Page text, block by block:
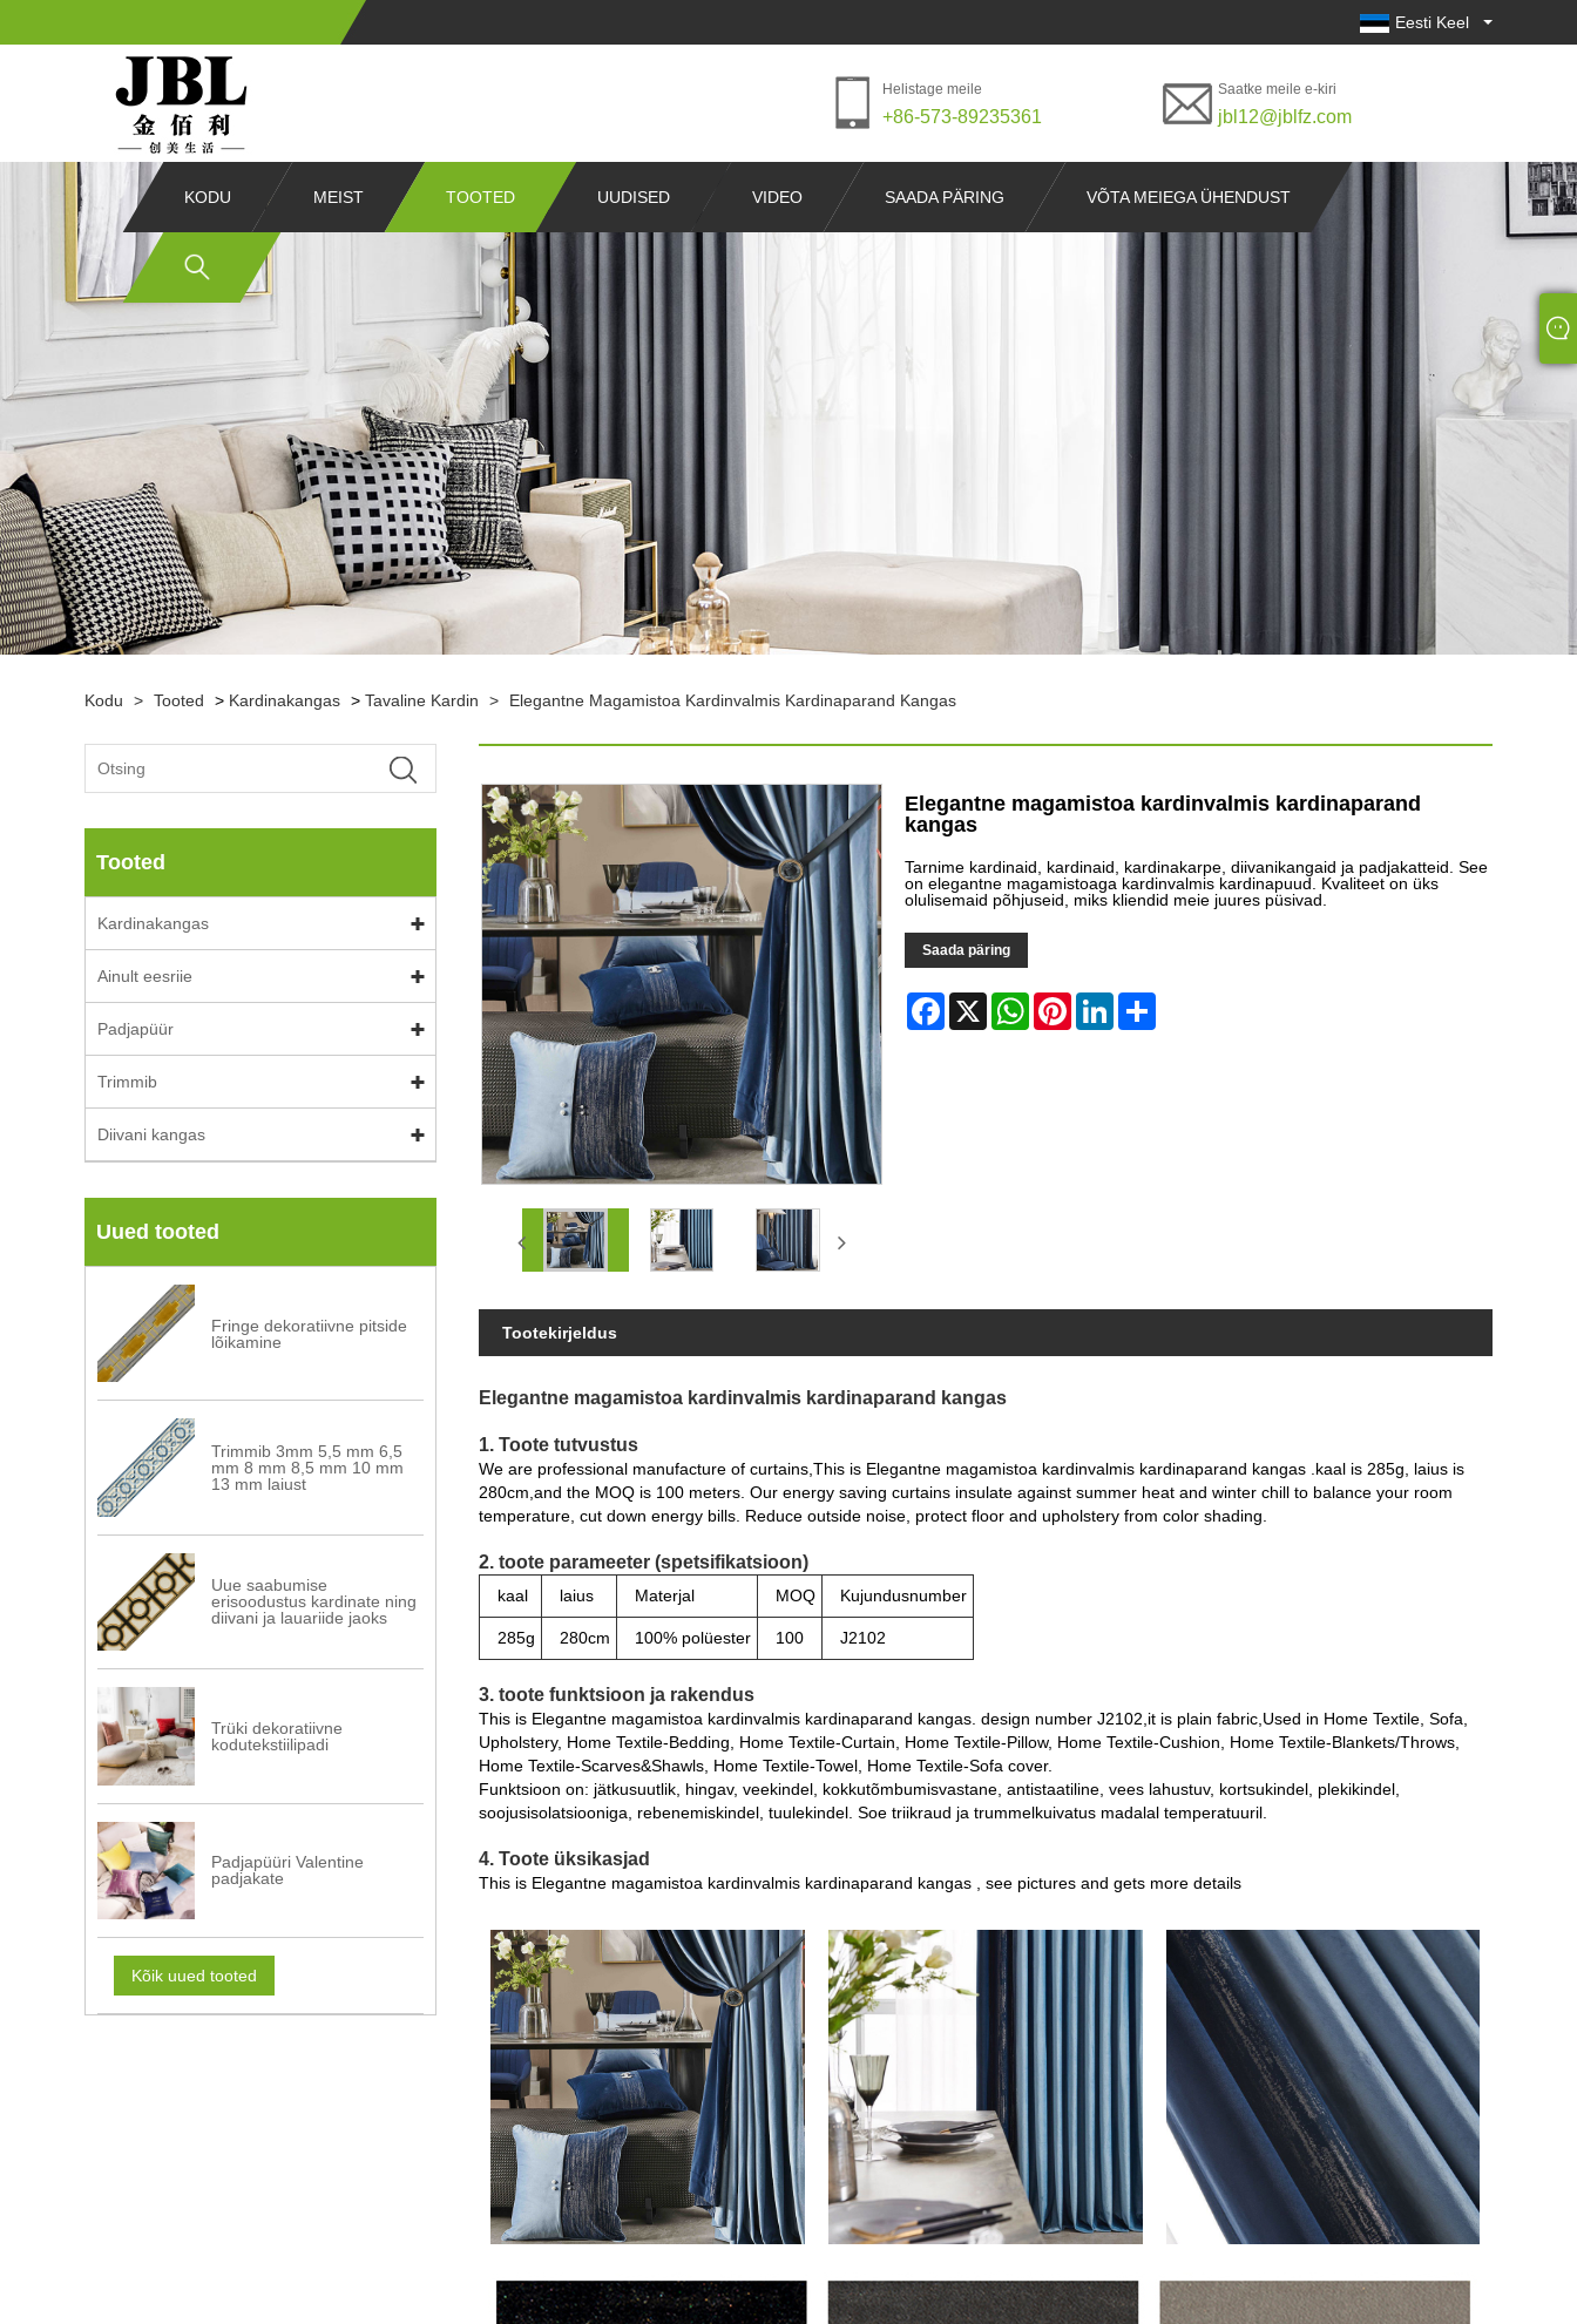
Eesti Keel
Helistage meile
+86-573-89235361
Saatke meile e-kiri
jbl12@jblfz.com
KODU MEIST TOOTED UUDISED VIDEO SAADA PÄRING VÕTA MEIEGA ÜHENDUST
Kodu > Tooted > Kardinakangas > Tavaline Kardin > Elegantne Magamistoa Kardinvalmis Kardinaparand Kangas
Tooted
Kardinakangas
Ainult eesriie
Padjapüür
Trimmib
Diivani kangas
Uued tooted
Fringe dekoratiivne pitside
lõikamine
Trimmib 3mm 5,5 mm 6,5
mm 8 mm 8,5 mm 10 mm
13 mm laiust
Uue saabumise
erisoodustus kardinate ning
diivani ja lauariide jaoks
Trüki dekoratiivne
kodutekstiilipadi
Padjapüüri Valentine
padjakate
Kõik uued tooted
Elegantne magamistoa kardinvalmis kardinaparand
kangas
Tarnime kardinaid, kardinaid, kardinakarpe, diivanikangaid ja padjakatteid. See
on elegantne magamistoaga kardinvalmis kardinapuud. Kvaliteet on üks
olulisemaid põhjuseid, miks kliendid meie juures püsivad.
Saada päring
Facebook
X WhatsAppPinterestLinkedInShare
Tootekirjeldus
Elegantne magamistoa kardinvalmis kardinaparand kangas
1. Toote tutvustus
We are professional manufacture of curtains,This is Elegantne magamistoa kardinvalmis kardinaparand kangas .kaal is 285g, laius is
280cm,and the MOQ is 100 meters. Our energy saving curtains insulate against summer heat and winter chill to balance your room
temperature, cut down energy bills. Reduce outside noise, protect floor and upholstery from color shading.
2. toote parameeter (spetsifikatsioon)
kaal laius Materjal MOQ Kujundusnumber
285g 280cm 100% polüester 100 J2102
3. toote funktsioon ja rakendus
This is Elegantne magamistoa kardinvalmis kardinaparand kangas. design number J2102,it is plain fabric,Used in Home Textile, Sofa,
Upholstery, Home Textile-Bedding, Home Textile-Curtain, Home Textile-Pillow, Home Textile-Cushion, Home Textile-Blankets/Throws,
Home Textile-Scarves&Shawls, Home Textile-Towel, Home Textile-Sofa cover.
Funktsioon on: jätkusuutlik, hingav, veekindel, kokkutõmbumisvastane, antistaatiline, vees lahustuv, kortsukindel, plekikindel,
soojusisolatsiooniga, rebenemiskindel, tuulekindel. Soe triikraud ja trummelkuivatus madalal temperatuuril.
4. Toote üksikasjad
This is Elegantne magamistoa kardinvalmis kardinaparand kangas , see pictures and gets more details